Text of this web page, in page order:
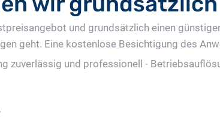
und grundsätzlich einen
geht. Eine kostenlose Besichtigung des